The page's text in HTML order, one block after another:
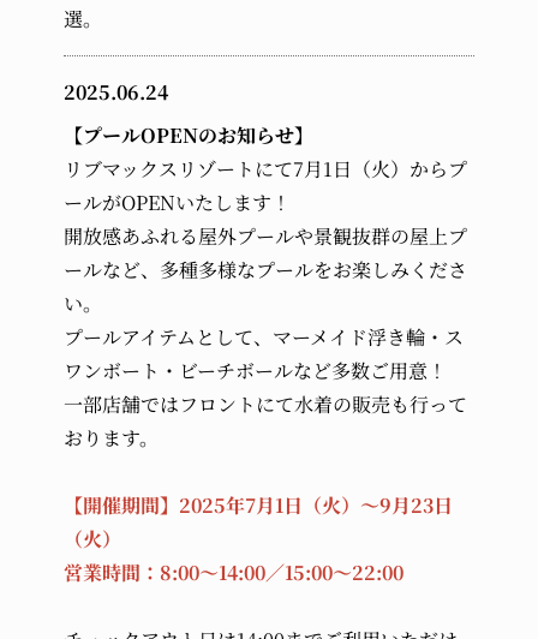
選。
2025.06.24
【プールOPENのお知らせ】
リブマックスリゾートにて7月1日（火）からプ
ールがOPENいたします！
開放感あふれる屋外プールや景観抜群の屋上プ
ールなど、多種多様なプールをお楽しみくださ
い。
プールアイテムとして、マーメイド浮き輪・ス
ワンボート・ビーチボールなど多数ご用意！
一部店舗ではフロントにて水着の販売も行って
おります。
【開催期間】2025年7月1日（火）～9月23日
（火）
営業時間：8:00～14:00／15:00～22:00